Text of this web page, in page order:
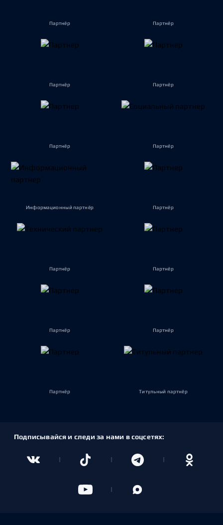
Партнёр Партнёр
Партнёр Партнёр
Партнёр Партнёр
Информационный партнёр Партнёр
Партнёр Партнёр
Партнёр Партнёр
Партнёр Титульный партнёр
Подписывайся и следи за нами в соцсетях: